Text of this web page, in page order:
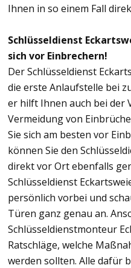
Ihnen in so einem Fall
Schlüsseldienst
sich vor Einbrechern!
Der Schlüsseldienst
die erste Anlaufstelle bei
er hilft Ihnen auch bei der
Vermeidung von
Sie sich am besten vor
können Sie den
direkt vor Ort ebenfalls
Schlüsseldienst
persönlich vorbei und
Türen ganz genau an.
Schlüsseldienstmonteur
Ratschläge, welche
werden sollten. Alle dafür